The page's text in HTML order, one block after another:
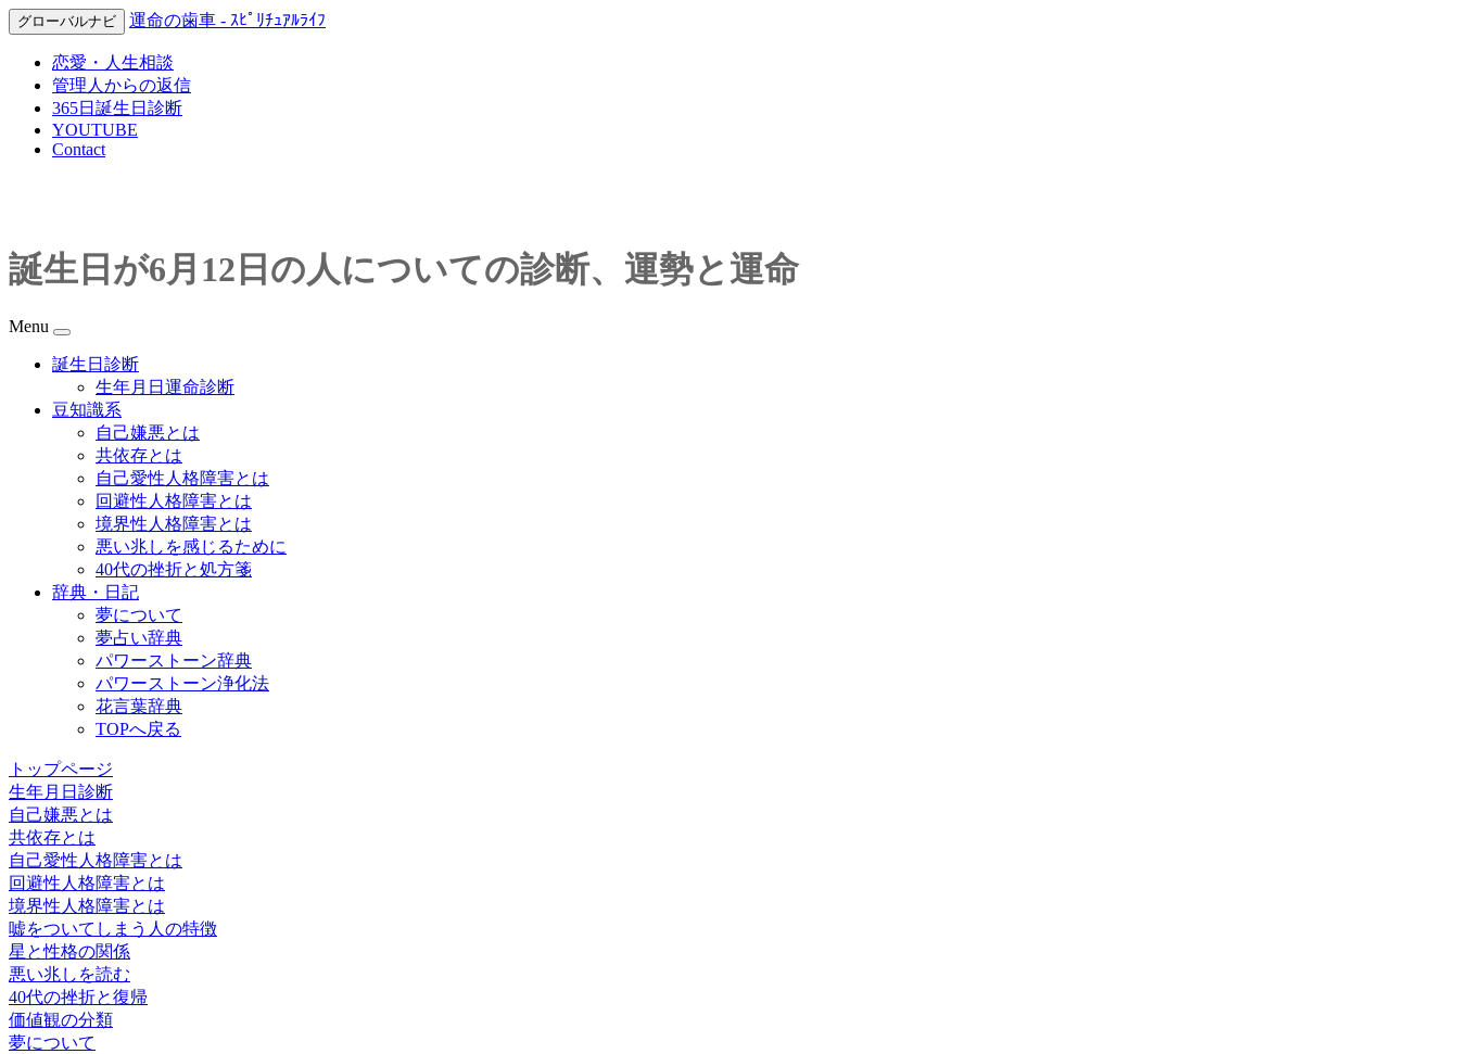
グローバルナビ 運命の歯車 - ｽﾋﾟﾘﾁｭｱﾙﾗｲﾌ
恋愛・人生相談
管理人からの返信
365日誕生日診断
YOUTUBE
Contact
誕生日が6月12日の人についての診断、運勢と運命
Menu
誕生日診断
生年月日運命診断
豆知識系
自己嫌悪とは
共依存とは
自己愛性人格障害とは
回避性人格障害とは
境界性人格障害とは
悪い兆しを感じるために
40代の挫折と処方箋
辞典・日記
夢について
夢占い辞典
パワーストーン辞典
パワーストーン浄化法
花言葉辞典
TOPへ戻る
トップページ
生年月日診断
自己嫌悪とは
共依存とは
自己愛性人格障害とは
回避性人格障害とは
境界性人格障害とは
嘘をついてしまう人の特徴
星と性格の関係
悪い兆しを読む
40代の挫折と復帰
価値観の分類
夢について